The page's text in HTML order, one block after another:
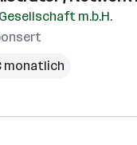
m.b.H.
monatlich